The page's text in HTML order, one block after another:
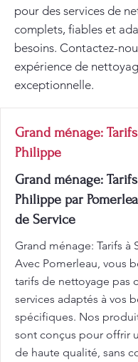
pour des services de
complets, fiables et
besoins. Contactez-
expérience de
exceptionnelle.
Grand ménage:
Philippe
Grand ménage:
Philippe par
de Service
Grand ménage: Tarifs à
Avec Pomerleau, vous
tarifs de nettoyage pas
services adaptés à vos
spécifiques. Nos
sont conçus pour offrir
de haute qualité, sans